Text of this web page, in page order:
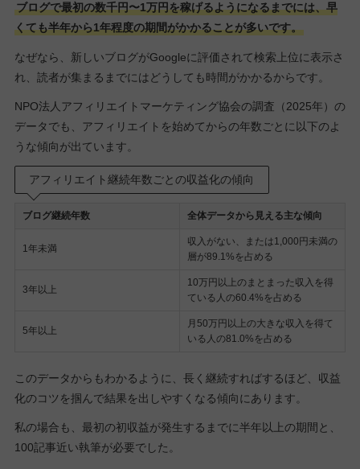
ブログで最初の数千円〜1万円を稼げるようになるまでには、早
くても半年から1年程度の期間がかかることが多いです。
なぜなら、新しいブログがGoogleに評価されて検索上位に表示さ
れ、読者が集まるまでにはどうしても時間がかかるからです。
NPO法人アフィリエイトマーケティング協会の調査（2025年）の
データでも、アフィリエイトを始めてからの年数ごとに以下のよ
うな傾向が出ています。
アフィリエイト継続年数ごとの収益化の傾向
ブログ継続年数 全体データから見える主な傾向
1年未満
収入がない、または1,000円未満の
層が89.1%を占める
3年以上
10万円以上のまとまった収入を得
ている人の60.4%を占める
5年以上
月50万円以上の大きな収入を得て
いる人の81.0%を占める
このデータからもわかるように、長く継続すればするほど、収益
化のコツを掴んで結果を出しやすくなる傾向にあります。
私の場合も、最初の初収益が発生するまでに半年以上の期間と、
100記事近い執筆が必要でした。